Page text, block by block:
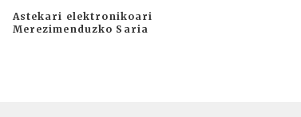
Astekari elektronikoari
Merezimenduzko Saria